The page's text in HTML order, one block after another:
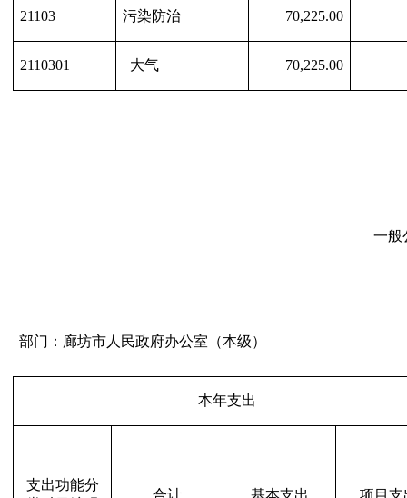
21103 污染防治 70,225.00
2110301 大气 70,225.00
一般
部门：廊坊市人民政府办公室（本级）
本年支出
支出功能分
合计 基本支出 项目支